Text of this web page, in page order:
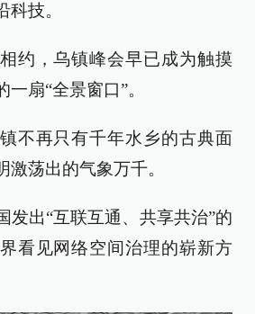
技。
约，乌镇峰会早已成为触摸
扇“全景窗口”。
不再只有千年水乡的古典面
激荡出的气象万千。
发出“互联互通、共享共治”的
看见网络空间治理的崭新方